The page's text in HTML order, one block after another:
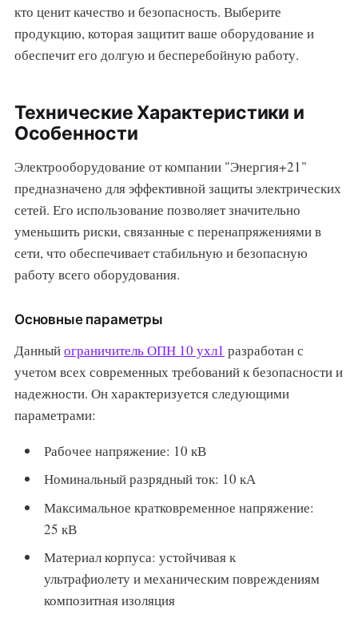
кто ценит качество и безопасность. Выберите
продукцию, которая защитит ваше оборудование и
обеспечит его долгую и бесперебойную работу.
Технические Характеристики и
Особенности
Электрооборудование от компании "Энергия+21"
предназначено для эффективной защиты электрических
сетей. Его использование позволяет значительно
уменьшить риски, связанные с перенапряжениями в
сети, что обеспечивает стабильную и безопасную
работу всего оборудования.
Основные параметры
Данныйограничитель ОПН 10 ухл1 разработан с
учетом всех современных требований к безопасности и
надежности. Он характеризуется следующими
параметрами:
Рабочее напряжение: 10 кВ
Номинальный разрядный ток: 10 кА
Максимальное кратковременное напряжение:
25 кВ
Материал корпуса: устойчивая к
ультрафиолету и механическим повреждениям
композитная изоляция